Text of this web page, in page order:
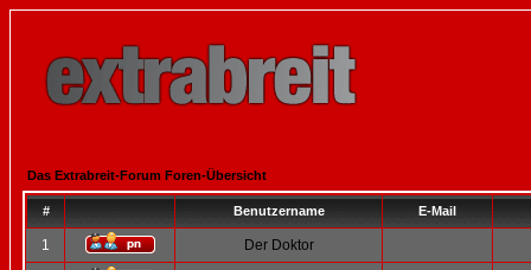
Das Extrabreit-Forum Foren-Übersicht
# Benutzername E-Mail
1 Der Doktor